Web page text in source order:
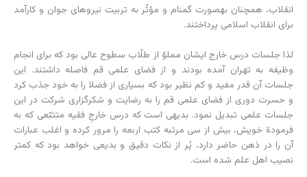
انقلاب، همچنان به‏صورت گمنام و مؤثّر به تربیت نیروهای جوان و کارآمد
برای انقلاب اسلامی پرداختند.
لذا جلسات درس خارج ایشان مملوّ از طلّاب سطوح عالی بود که برای انجام
وظیفه به تهران آمده بودند و از فضای علمی قم فاصله داشتند. این
جلسات آن قدر مفید و کم نظیر بود که بسیاری از فضلا را به خود جذب کرد
و حسرت دوری از فضای علمی قم را به رضایت و شکرگزاری شرکت در این
جلسات علمی تبدیل نمود. بدیهی است که درس خارجِ فقیه متتبّعی که به
فرمودة خویش، بیش از سی مرتبه کتب اربعه را مرور کرده و اغلب عبارات
آن را در ذهن حاضر دارد، پُر از نکات دقیق و بدیعی خواهد بود که کمتر
نصیب اهل علم شده است.